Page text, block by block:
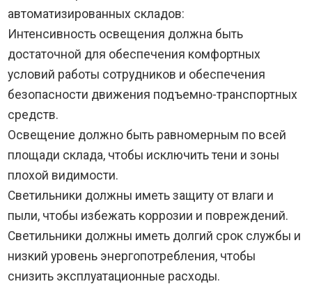
автоматизированных складов:
Интенсивность освещения должна быть
достаточной для обеспечения комфортных
условий работы сотрудников и обеспечения
безопасности движения подъемно-транспортных
средств.
Освещение должно быть равномерным по всей
площади склада, чтобы исключить тени и зоны
плохой видимости.
Светильники должны иметь защиту от влаги и
пыли, чтобы избежать коррозии и повреждений.
Светильники должны иметь долгий срок службы и
низкий уровень энергопотребления, чтобы
снизить эксплуатационные расходы.